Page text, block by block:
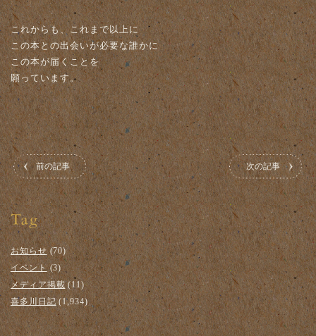
これからも、これまで以上に
この本との出会いが必要な誰かに
この本が届くことを
願っています。
前の記事 次の記事
お知らせ(70)
イベント(3)
メディア掲載(11)
喜多川日記(1,934)